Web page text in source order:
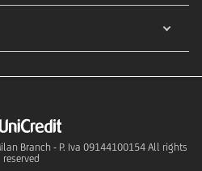
Branch - P. Iva 09144100154 All rights
reserved